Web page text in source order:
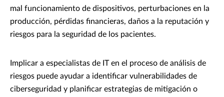
mal funcionamiento de dispositivos, perturbaciones en la
producción, pérdidas financieras, daños a la reputación y
riesgos para la seguridad de los pacientes.
Implicar a especialistas de IT en el proceso de análisis de
riesgos puede ayudar a identificar vulnerabilidades de
ciberseguridad y planificar estrategias de mitigación o